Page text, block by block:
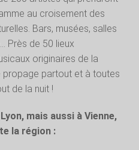
au croisement des
Bars, musées, salles
Près de 50 lieux
originaires de la
propage partout et à toutes
de la nuit !
mais aussi à Vienne,
la région :